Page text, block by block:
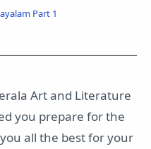
Part 1
Art and Literature
you prepare for the
all the best for your